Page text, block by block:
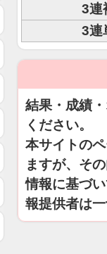
3連
3連
結果・成績
ください。
本サイトの
ますが、そ
情報に基づ
報提供者は